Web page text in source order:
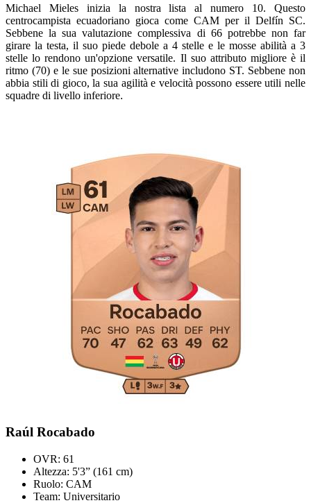
Michael Mieles inizia la nostra lista al numero 10. Questo
centrocampista ecuadoriano gioca come CAM per il Delfín SC.
Sebbene la sua valutazione complessiva di 66 potrebbe non far
girare la testa, il suo piede debole a 4 stelle e le mosse abilità a 3
stelle lo rendono un'opzione versatile. Il suo attributo migliore è il
ritmo (70) e le sue posizioni alternative includono ST. Sebbene non
abbia stili di gioco, la sua agilità e velocità possono essere utili nelle
squadre di livello inferiore.
Raúl Rocabado
OVR: 61
Altezza: 5'3” (161 cm)
Ruolo: CAM
Team: Universitario